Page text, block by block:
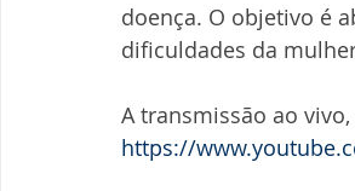
doença. O objetivo é
dificuldades da
A transmissão ao
https://